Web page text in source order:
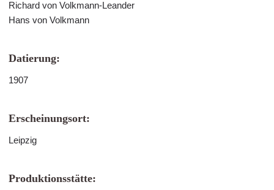
Richard von Volkmann-Leander
Hans von Volkmann
Datierung:
1907
Erscheinungsort:
Leipzig
Produktionsstätte: